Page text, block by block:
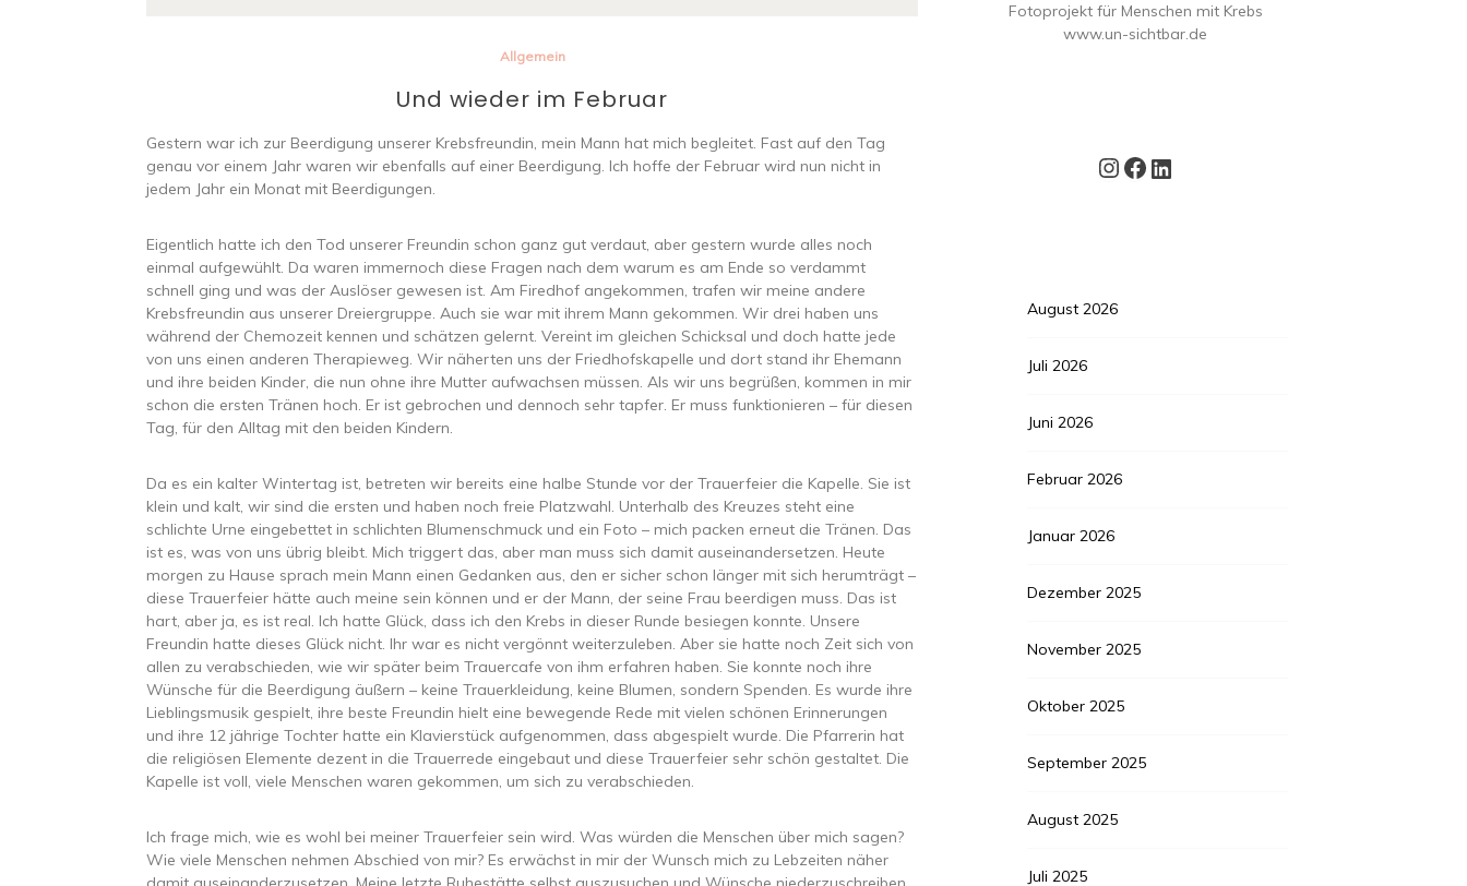
Allgemein
Und wieder im Februar
Gestern war ich zur Beerdigung unserer Krebsfreundin, mein Mann hat mich begleitet. Fast auf den Tag
genau vor einem Jahr waren wir ebenfalls auf einer Beerdigung. Ich hoffe der Februar wird nun nicht in
jedem Jahr ein Monat mit Beerdigungen.
Eigentlich hatte ich den Tod unserer Freundin schon ganz gut verdaut, aber gestern wurde alles noch
einmal aufgewühlt. Da waren immernoch diese Fragen nach dem warum es am Ende so verdammt
schnell ging und was der Auslöser gewesen ist. Am Firedhof angekommen, trafen wir meine andere
Krebsfreundin aus unserer Dreiergruppe. Auch sie war mit ihrem Mann gekommen. Wir drei haben uns
während der Chemozeit kennen und schätzen gelernt. Vereint im gleichen Schicksal und doch hatte jede
von uns einen anderen Therapieweg. Wir näherten uns der Friedhofskapelle und dort stand ihr Ehemann
und ihre beiden Kinder, die nun ohne ihre Mutter aufwachsen müssen. Als wir uns begrüßen, kommen in mir
schon die ersten Tränen hoch. Er ist gebrochen und dennoch sehr tapfer. Er muss funktionieren – für diesen
Tag, für den Alltag mit den beiden Kindern.
Da es ein kalter Wintertag ist, betreten wir bereits eine halbe Stunde vor der Trauerfeier die Kapelle. Sie ist
klein und kalt, wir sind die ersten und haben noch freie Platzwahl. Unterhalb des Kreuzes steht eine
schlichte Urne eingebettet in schlichten Blumenschmuck und ein Foto – mich packen erneut die Tränen. Das
ist es, was von uns übrig bleibt. Mich triggert das, aber man muss sich damit auseinandersetzen. Heute
morgen zu Hause sprach mein Mann einen Gedanken aus, den er sicher schon länger mit sich herumträgt –
diese Trauerfeier hätte auch meine sein können und er der Mann, der seine Frau beerdigen muss. Das ist
hart, aber ja, es ist real. Ich hatte Glück, dass ich den Krebs in dieser Runde besiegen konnte. Unsere
Freundin hatte dieses Glück nicht. Ihr war es nicht vergönnt weiterzuleben. Aber sie hatte noch Zeit sich von
allen zu verabschieden, wie wir später beim Trauercafe von ihm erfahren haben. Sie konnte noch ihre
Wünsche für die Beerdigung äußern – keine Trauerkleidung, keine Blumen, sondern Spenden. Es wurde ihre
Lieblingsmusik gespielt, ihre beste Freundin hielt eine bewegende Rede mit vielen schönen Erinnerungen
und ihre 12 jährige Tochter hatte ein Klavierstück aufgenommen, dass abgespielt wurde. Die Pfarrerin hat
die religiösen Elemente dezent in die Trauerrede eingebaut und diese Trauerfeier sehr schön gestaltet. Die
Kapelle ist voll, viele Menschen waren gekommen, um sich zu verabschieden.
Ich frage mich, wie es wohl bei meiner Trauerfeier sein wird. Was würden die Menschen über mich sagen?
Wie viele Menschen nehmen Abschied von mir? Es erwächst in mir der Wunsch mich zu Lebzeiten näher
Fotoprojekt für Menschen mit Krebs
www.un-sichtbar.de
Instagram
Facebook
LinkedIn
August 2026
Juli 2026
Juni 2026
Februar 2026
Januar 2026
Dezember 2025
November 2025
Oktober 2025
September 2025
August 2025
Juli 2025